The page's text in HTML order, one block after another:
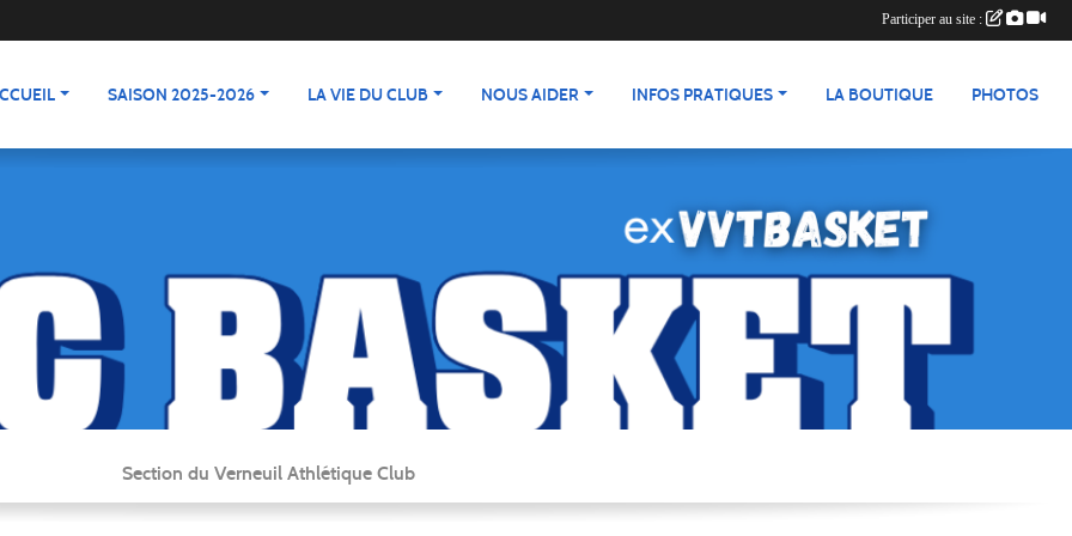
SAISON 2025-2026 LA VIE DU CLUB NOUS AIDER INFOS PRATIQUES LA BOUTIQUE PHOTOS
Section du Verneuil Athlétique Club
Participer au site :